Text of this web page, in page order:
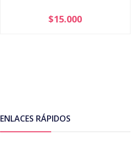
+
$15.000
ENLACES RÁPIDOS